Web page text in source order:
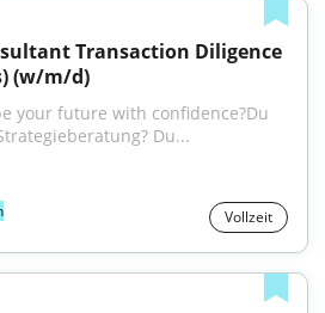
Transaction Diligence
(w/m/d)
your future with confidence?Du
Du...
Vollzeit